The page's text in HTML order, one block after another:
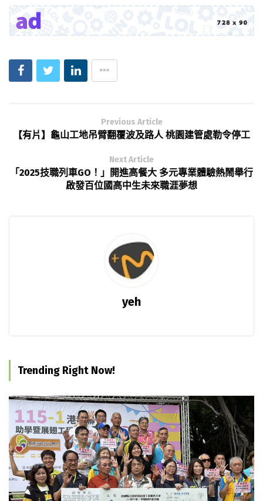
Previous Article
【有片】龜山工地吊臂翻覆波及路人 桃園建管處勒令停工
Next Article
「2025技職列車GO！」開進高餐大 多元專業體驗熱鬧舉行
啟發百位國高中生未來職涯夢想
yeh
Trending Right Now!